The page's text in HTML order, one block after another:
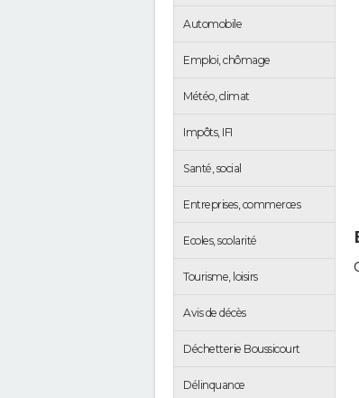
Automobile
Emploi, chômage
Météo, climat
Impôts, IFI
Santé, social
Entreprises, commerces
Ecoles, scolarité
Tourisme, loisirs
Avis de décès
Déchetterie Boussicourt
Délinquance